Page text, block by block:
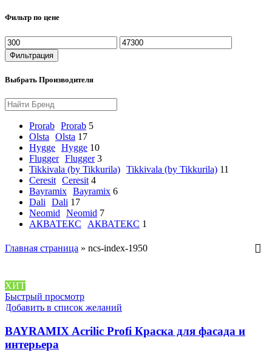
Фильтр по цене
Минимальная
цена
Максимальная
цена
Фильтрация
Выбрать Производителя
Prorab Prorab 5
Olsta
Olsta 17
Hygge Hygge 10
Flugger Flugger 3
Tikkivala (by Tikkurila) Tikkivala (by Tikkurila) 11
Ceresit Ceresit 4
Bayramix Bayramix 6
Dali
Dali 17
Neomid
Neomid 7
АКВАТЕКС
АКВАТЕКС 1
Главная страница » ncs-index-1950
ХИТ
Быстрый просмотр
Добавить в список желаний
BAYRAMIX Acrilic Profi Краска для фасада и
интерьера